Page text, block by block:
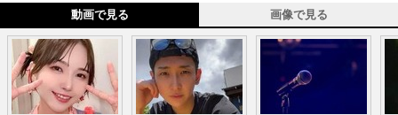
動画で見る 画像で見る